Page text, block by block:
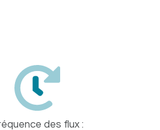
des flux :